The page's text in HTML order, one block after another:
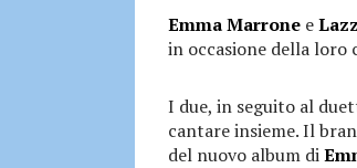
Emma Marrone e
in occasione della loro
I due, in seguito al
cantare insieme. Il
del nuovo album di